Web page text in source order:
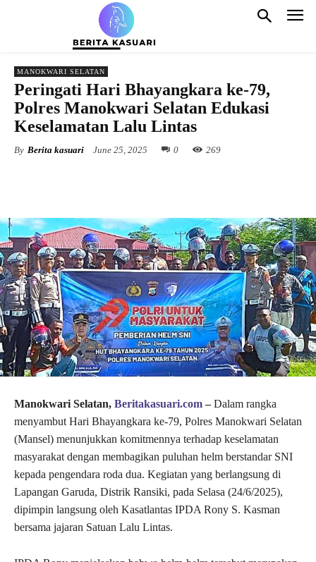
MANOKWARI SELATAN
Peringati Hari Bhayangkara ke-79,
Polres Manokwari Selatan Edukasi
Keselamatan Lalu Lintas
By Berita kasuari June 25, 2025 0 269
Manokwari Selatan, Beritakasuari.com–Dalam rangka
menyambut Hari Bhayangkara ke-79, Polres Manokwari Selatan
(Mansel) menunjukkan komitmennya terhadap keselamatan
masyarakat dengan membagikan puluhan helm berstandar SNI
kepada pengendara roda dua. Kegiatan yang berlangsung di
Lapangan Garuda, Distrik Ransiki, pada Selasa (24/6/2025),
dipimpin langsung oleh Kasatlantas IPDA Rony S. Kasman
bersama jajaran Satuan Lalu Lintas.